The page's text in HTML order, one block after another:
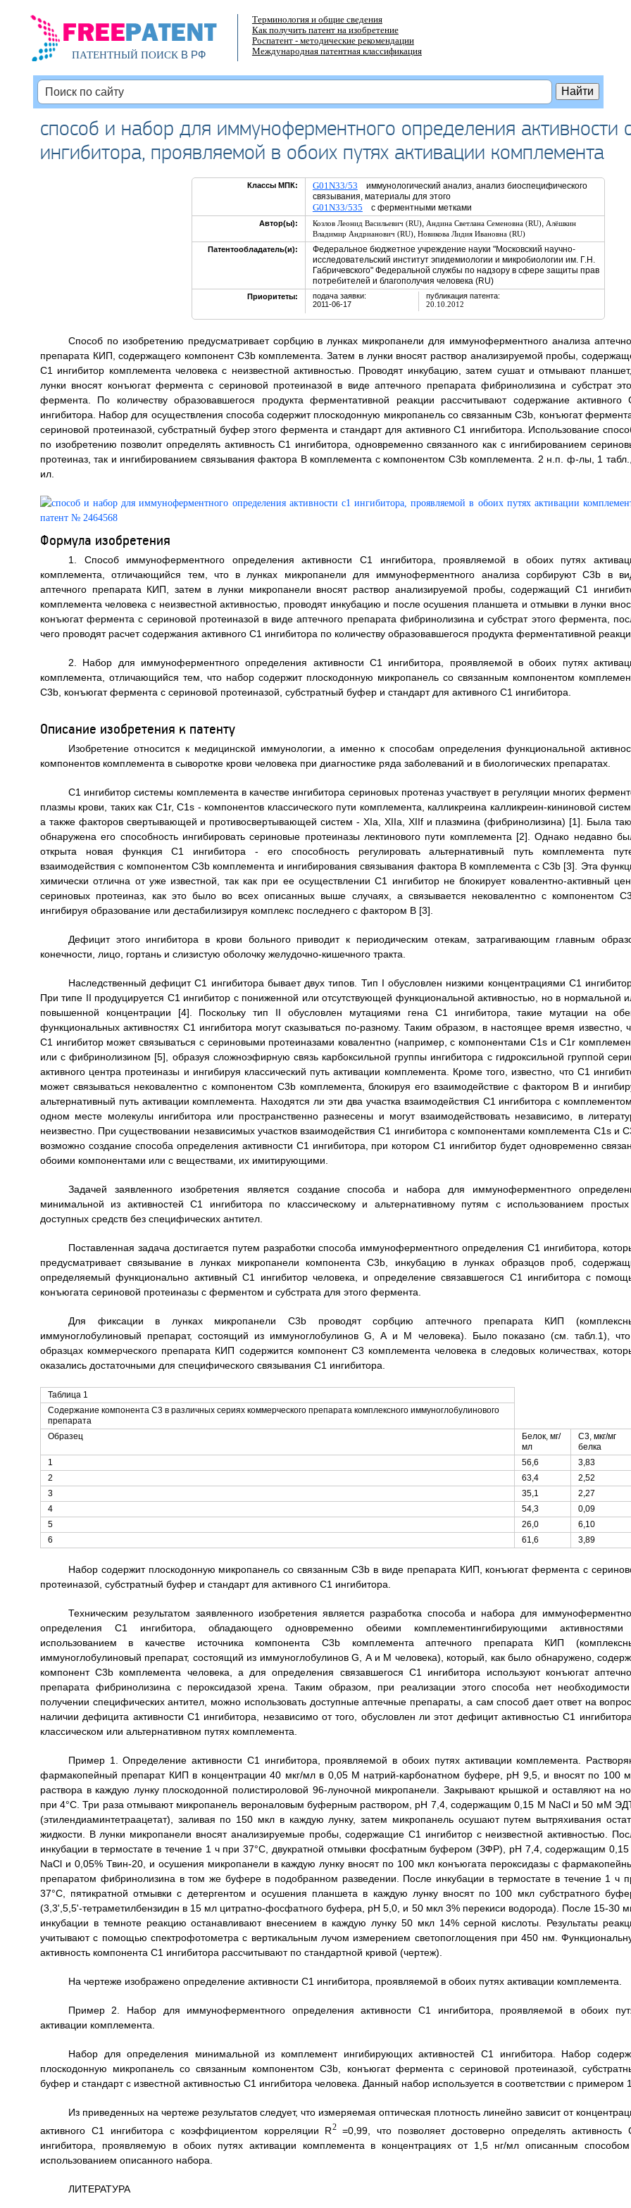
ПАТЕНТНЫЙ ПОИСКВ РФ
Терминология и общие сведения
Как получить патент на изобретение
Роспатент - методические рекомендации
Международная патентная классификация
способ и набор для иммуноферментного определения активности
ингибитора, проявляемой в обоих путях активации комплемента
Классы МПК: G01N33/53 иммунологический анализ, анализ биоспецифического
связывания, материалы для этого
G01N33/535 с ферментными метками
Автор(ы): Козлов Леонид Васильевич (RU), Андина Светлана Семеновна (RU), Алёшкин
Владимир Андрианович (RU), Новикова Лидия Ивановна (RU)
Патентообладатель(и):
Федеральное бюджетное учреждение науки "Московский научно-
исследовательский институт эпидемиологии и микробиологии им. Г.Н.
Габричевского" Федеральной службы по надзору в сфере защиты прав
потребителей и благополучия человека (RU)
Приоритеты:
подача заявки:
2011-06-17
публикация патента:
20.10.2012
Способ по изобретению предусматривает сорбцию в лунках микропанели для иммуноферментного анализа
препарата КИП, содержащего компонент С3b комплемента. Затем в лунки вносят раствор анализируемой пробы,
С1 ингибитор комплемента человека с неизвестной активностью. Проводят инкубацию, затем сушат и отмывают
лунки вносят конъюгат фермента с сериновой протеиназой в виде аптечного препарата фибринолизина и субстрат
фермента. По количеству образовавшегося продукта ферментативной реакции рассчитывают содержание активного
ингибитора. Набор для осуществления способа содержит плоскодонную микропанель со связанным С3b, конъюгат
сериновой протеиназой, субстратный буфер этого фермента и стандарт для активного С1 ингибитора. Использование
по изобретению позволит определять активность С1 ингибитора, одновременно связанного как с ингибированием
протеиназ, так и ингибированием связывания фактора В комплемента с компонентом С3b комплемента. 2 н.п. ф-лы, 1
ил.
Формула изобретения
1. Способ иммуноферментного определения активности С1 ингибитора, проявляемой в обоих путях
комплемента, отличающийся тем, что в лунках микропанели для иммуноферментного анализа сорбируют С3b в
аптечного препарата КИП, затем в лунки микропанели вносят раствор анализируемой пробы, содержащий С1
комплемента человека с неизвестной активностью, проводят инкубацию и после осушения планшета и отмывки в лунки
конъюгат фермента с сериновой протеиназой в виде аптечного препарата фибринолизина и субстрат этого фермента,
чего проводят расчет содержания активного С1 ингибитора по количеству образовавшегося продукта ферментативной
2. Набор для иммуноферментного определения активности С1 ингибитора, проявляемой в обоих путях
комплемента, отличающийся тем, что набор содержит плоскодонную микропанель со связанным компонентом
С3b, конъюгат фермента с сериновой протеиназой, субстратный буфер и стандарт для активного С1 ингибитора.
Описание изобретения к патенту
Изобретение относится к медицинской иммунологии, а именно к способам определения функциональной
компонентов комплемента в сыворотке крови человека при диагностике ряда заболеваний и в биологических препаратах.
С1 ингибитор системы комплемента в качестве ингибитора сериновых протеназ участвует в регуляции многих
плазмы крови, таких как C1r, C1s - компонентов классического пути комплемента, калликреина калликреин-кининовой
а также факторов свертывающей и противосвертывающей систем - XIa, XIIa, XIIf и плазмина (фибринолизина) [1]. Была
обнаружена его способность ингибировать сериновые протеиназы лектинового пути комплемента [2]. Однако недавно
открыта новая функция С1 ингибитора - его способность регулировать альтернативный путь комплемента
взаимодействия с компонентом C3b комплемента и ингибирования связывания фактора В комплемента с C3b [3]. Эта
химически отлична от уже известной, так как при ее осуществлении С1 ингибитор не блокирует ковалентно-активный
сериновых протеиназ, как это было во всех описанных выше случаях, а связывается нековалентно с компонентом
ингибируя образование или дестабилизируя комплекс последнего с фактором В [3].
Дефицит этого ингибитора в крови больного приводит к периодическим отекам, затрагивающим главным
конечности, лицо, гортань и слизистую оболочку желудочно-кишечного тракта.
Наследственный дефицит С1 ингибитора бывает двух типов. Тип I обусловлен низкими концентрациями С1
При типе II продуцируется С1 ингибитор с пониженной или отсутствующей функциональной активностью, но в нормальной
повышенной концентрации [4]. Поскольку тип II обусловлен мутациями гена С1 ингибитора, такие мутации на
функциональных активностях С1 ингибитора могут сказываться по-разному. Таким образом, в настоящее время известно,
С1 ингибитор может связываться с сериновыми протеиназами ковалентно (например, с компонентами C1s и C1r
или с фибринолизином [5], образуя сложноэфирную связь карбоксильной группы ингибитора с гидроксильной группой
активного центра протеиназы и ингибируя классический путь активации комплемента. Кроме того, известно, что С1
может связываться нековалентно с компонентом C3b комплемента, блокируя его взаимодействие с фактором В и
альтернативный путь активации комплемента. Находятся ли эти два участка взаимодействия С1 ингибитора с
одном месте молекулы ингибитора или пространственно разнесены и могут взаимодействовать независимо, в
неизвестно. При существовании независимых участков взаимодействия С1 ингибитора с компонентами комплемента C1s и
возможно создание способа определения активности С1 ингибитора, при котором С1 ингибитор будет одновременно
обоими компонентами или с веществами, их имитирующими.
Задачей заявленного изобретения является создание способа и набора для иммуноферментного
минимальной из активностей С1 ингибитора по классическому и альтернативному путям с использованием
доступных средств без специфических антител.
Поставленная задача достигается путем разработки способа иммуноферментного определения С1 ингибитора,
предусматривает связывание в лунках микропанели компонента C3b, инкубацию в лунках образцов проб,
определяемый функционально активный С1 ингибитор человека, и определение связавшегося С1 ингибитора с
конъюгата сериновой протеиназы с ферментом и субстрата для этого фермента.
Для фиксации в лунках микропанели C3b проводят сорбцию аптечного препарата КИП
иммуноглобулиновый препарат, состоящий из иммуноглобулинов G, А и М человека). Было показано (см. табл.1),
образцах коммерческого препарата КИП содержится компонент С3 комплемента человека в следовых количествах,
оказались достаточными для специфического связывания С1 ингибитора.
Таблица 1
Содержание компонента С3 в различных сериях коммерческого препарата комплексного иммуноглобулинового
препарата
Образец
Белок, мг/
мл
С3, мкг/мг
белка
1
56,6
3,83
2
63,4
2,52
3
35,1
2,27
4
54,3
0,09
5
26,0
6,10
6
61,6 3,89
Набор содержит плоскодонную микропанель со связанным C3b в виде препарата КИП, конъюгат фермента с
протеиназой, субстратный буфер и стандарт для активного С1 ингибитора.
Техническим результатом заявленного изобретения является разработка способа и набора для
определения С1 ингибитора, обладающего одновременно обеими комплементингибирующими
использованием в качестве источника компонента C3b комплемента аптечного препарата КИП
иммуноглобулиновый препарат, состоящий из иммуноглобулинов G, А и М человека), который, как было обнаружено,
компонент C3b комплемента человека, а для определения связавшегося С1 ингибитора используют конъюгат
препарата фибринолизина с пероксидазой хрена. Таким образом, при реализации этого способа нет
получении специфических антител, можно использовать доступные аптечные препараты, а сам способ дает ответ на
наличии дефицита активности С1 ингибитора, независимо от того, обусловлен ли этот дефицит активностью С1
классическом или альтернативном путях комплемента.
Пример 1. Определение активности С1 ингибитора, проявляемой в обоих путях активации комплемента.
фармакопейный препарат КИП в концентрации 40 мкг/мл в 0,05 М натрий-карбонатном буфере, рН 9,5, и вносят по 100
раствора в каждую лунку плоскодонной полистироловой 96-луночной микропанели. Закрывают крышкой и оставляют на
при 4°С. Три раза отмывают микропанель вероналовым буферным раствором, рН 7,4, содержащим 0,15 М NaCl и 50 мМ
(этилендиаминтетраацетат), заливая по 150 мкл в каждую лунку, затем микропанель осушают путем вытряхивания
жидкости. В лунки микропанели вносят анализируемые пробы, содержащие С1 ингибитор с неизвестной активностью.
инкубации в термостате в течение 1 ч при 37°С, двукратной отмывки фосфатным буфером (ЗФР), рН 7,4, содержащим
NaCl и 0,05% Твин-20, и осушения микропанели в каждую лунку вносят по 100 мкл конъюгата пероксидазы с
препаратом фибринолизина в том же буфере в подобранном разведении. После инкубации в термостате в течение 1 ч
37°С, пятикратной отмывки с детергентом и осушения планшета в каждую лунку вносят по 100 мкл субстратного
(3,3',5,5'-тетраметилбензидин в 15 мл цитратно-фосфатного буфера, рН 5,0, и 50 мкл 3% перекиси водорода). После 15-30
инкубации в темноте реакцию останавливают внесением в каждую лунку 50 мкл 14% серной кислоты. Результаты
учитывают с помощью спектрофотометра с вертикальным лучом измерением светопоглощения при 450 нм.
активность компонента С1 ингибитора рассчитывают по стандартной кривой (чертеж).
На чертеже изображено определение активности С1 ингибитора, проявляемой в обоих путях активации комплемента.
Пример 2. Набор для иммуноферментного определения активности С1 ингибитора, проявляемой в обоих
активации комплемента.
Набор для определения минимальной из комплемент ингибирующих активностей С1 ингибитора. Набор
плоскодонную микропанель со связанным компонентом C3b, конъюгат фермента с сериновой протеиназой,
буфер и стандарт с известной активностью С1 ингибитора человека. Данный набор используется в соответствии с примером 1.
Из приведенных на чертеже результатов следует, что измеряемая оптическая плотность линейно зависит от
активного С1 ингибитора с коэффициентом корреляции R2=0,99, что позволяет достоверно определять активность
ингибитора, проявляемую в обоих путях активации комплемента в концентрациях от 1,5 нг/мл описанным
использованием описанного набора.
ЛИТЕРАТУРА